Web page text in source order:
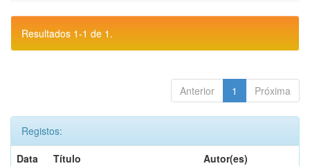
Resultados 1-1 de 1.
Anterior 1 Próxima
Registos:
Data
Título
Autor(es)